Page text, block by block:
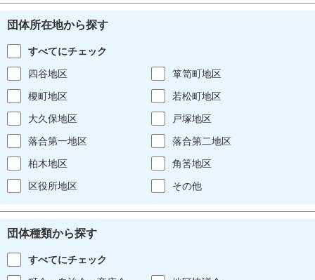
団体所在地から探す
すべてにチェック
四谷地区
箪笥町地区
榎町地区
若松町地区
大久保地区
戸塚地区
落合第一地区
落合第二地区
柏木地区
角筈地区
区役所地区
その他
団体種類から探す
すべてにチェック